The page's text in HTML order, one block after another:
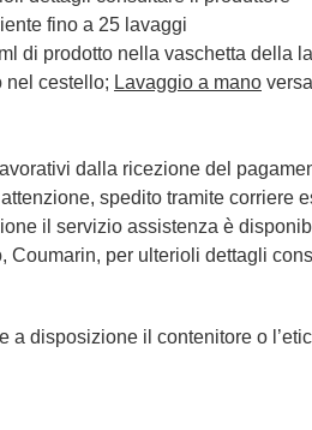
fino a 25 lavaggi
di prodotto nella vaschetta della
nel cestello; Lavaggio a mano
dalla ricezione del
spedito tramite corriere
il servizio assistenza è
Coumarin, per ulterioli dettagli
disposizione il contenitore o